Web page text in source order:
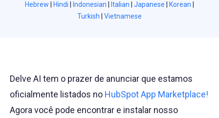
Hebrew
Hindi Indonesian Italian Japanese Korean
Turkish
Vietnamese
Delve AI tem o prazer de anunciar que estamos
oficialmente listados no HubSpot App Marketplace!
Agora você pode encontrar e instalar nosso